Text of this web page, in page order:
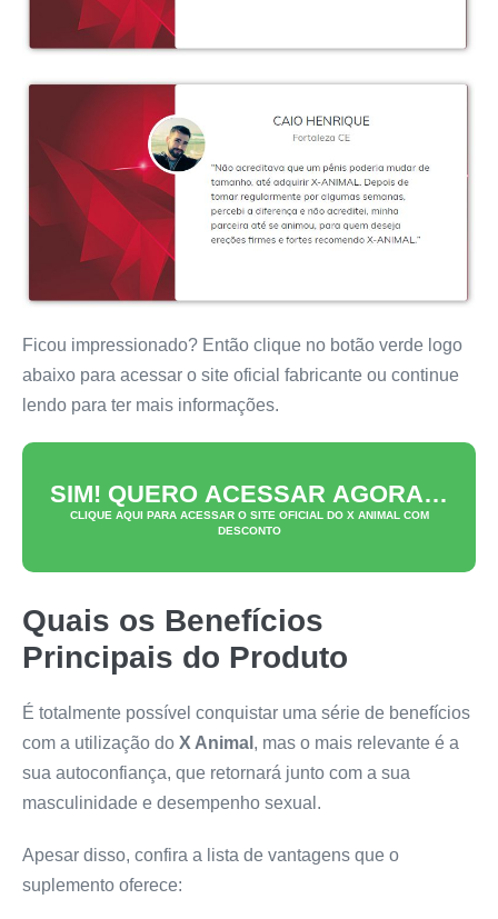
Ficou impressionado? Então clique no botão verde logo
abaixo para acessar o site oficial fabricante ou continue
lendo para ter mais informações.
SIM! QUERO ACESSAR AGORA…
CLIQUE AQUI PARA ACESSAR O SITE OFICIAL DO X ANIMAL COM
DESCONTO
Quais os Benefícios
Principais do Produto
É totalmente possível conquistar uma série de benefícios
com a utilização do X Animal , mas o mais relevante é a
sua autoconfiança, que retornará junto com a sua
masculinidade e desempenho sexual.
Apesar disso, confira a lista de vantagens que o
suplemento oferece: